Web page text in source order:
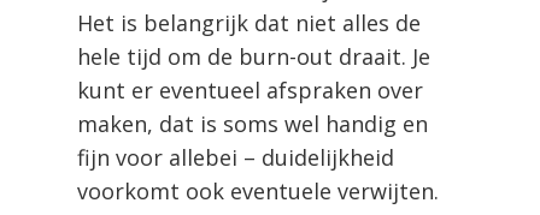
Het is belangrijk dat niet alles de
hele tijd om de burn-out draait. Je
kunt er eventueel afspraken over
maken, dat is soms wel handig en
fijn voor allebei – duidelijkheid
voorkomt ook eventuele verwijten.